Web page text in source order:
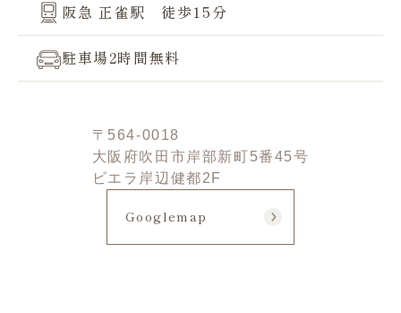
阪急 正雀駅 徒歩15分
駐車場2時間無料
〒564-0018
大阪府吹田市岸部新町5番45号
ビエラ岸辺健都2F
Googlemap